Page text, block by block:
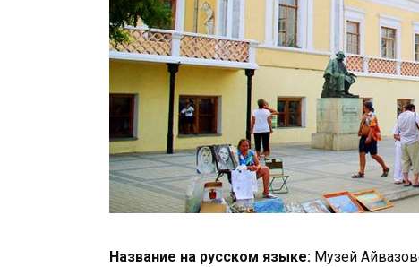
Название на русском языке: Музей